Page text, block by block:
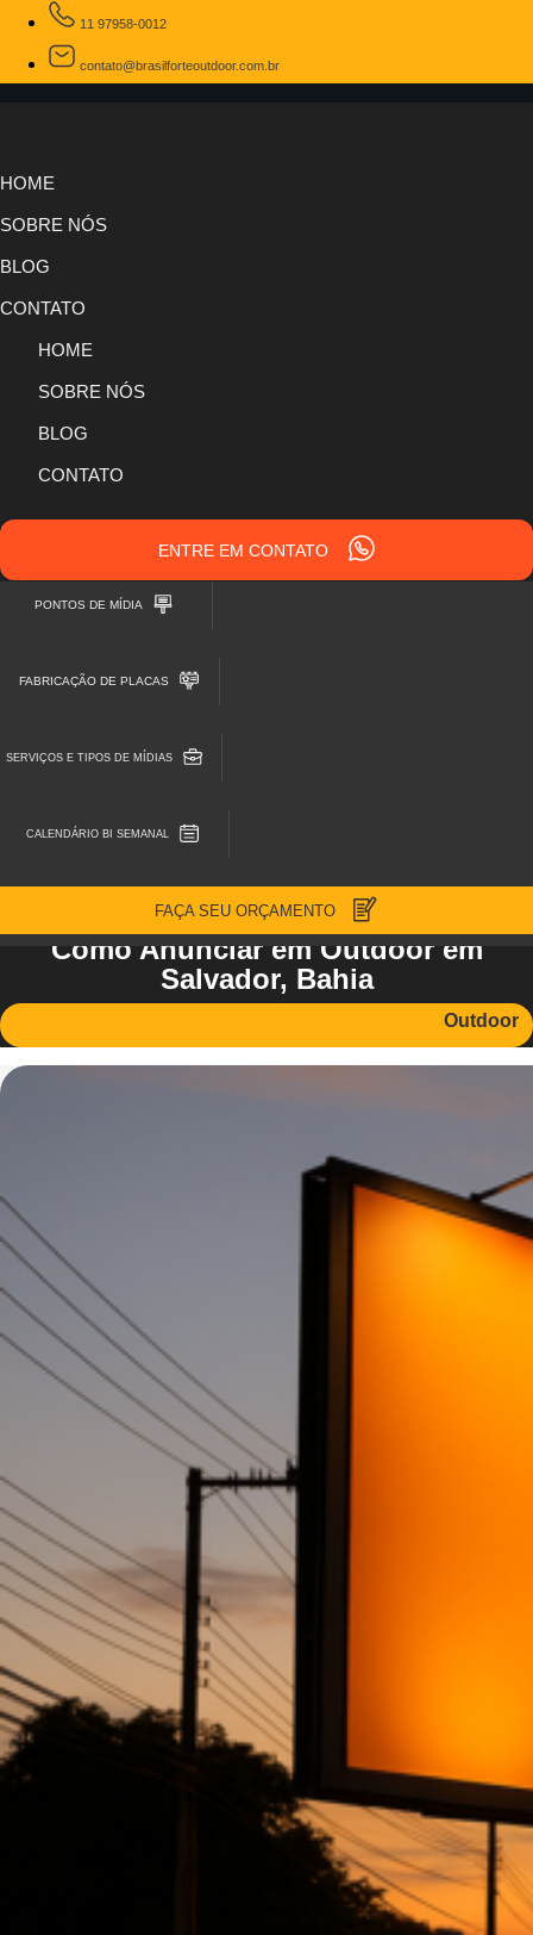
11 97958-0012
contato@brasilforteoutdoor.com.br
HOME
SOBRE NÓS
BLOG
CONTATO
HOME
SOBRE NÓS
BLOG
CONTATO
ENTRE EM CONTATO
PONTOS DE MÍDIA
FABRICAÇÃO DE PLACAS
SERVIÇOS E TIPOS DE MÍDIAS
CALENDÁRIO BI SEMANAL
FAÇA SEU ORÇAMENTO
Como Anunciar em Outdoor em
Salvador, Bahia
Outdoor